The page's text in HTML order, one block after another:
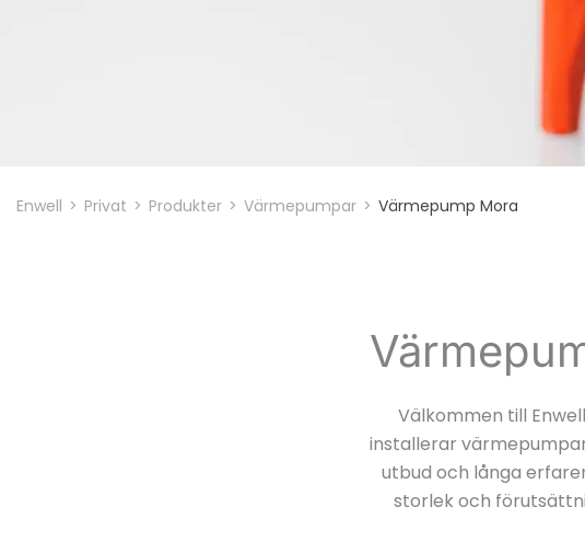
Enwell > Privat > Produkter > Värmepumpar > Värmepump Mora
Välkommen till
installerar
utbud och långa
storlek och